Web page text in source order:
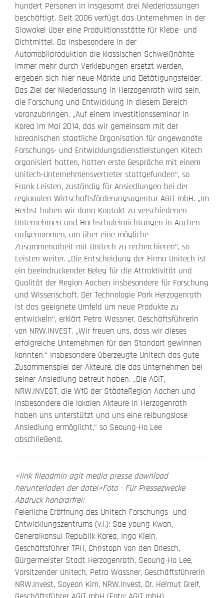
hundert Personen in insgesamt drei Niederlassungen
beschäftigt. Seit 2006 verfügt das Unternehmen in der
Slowakei über eine Produktionsstätte für Klebe- und
Dichtmittel. Da insbesondere in der
Automobilproduktion die klassischen Schweißnähte
immer mehr durch Verklebungen ersetzt werden,
ergeben sich hier neue Märkte und Betätigungsfelder.
Das Ziel der Niederlassung in Herzogenrath wird sein,
die Forschung und Entwicklung in diesem Bereich
voranzubringen. „Auf einem Investitionsseminar in
Korea im Mai 2014, das wir gemeinsam mit der
koreanischen staatliche Organisation für angewandte
Forschungs- und Entwicklungsdienstleistungen Kitech
organisiert hatten, hatten erste Gespräche mit einem
Unitech-Unternehmensvertreter stattgefunden“, so
Frank Leisten, zuständig für Ansiedlungen bei der
regionalen Wirtschaftsförderungsagentur AGIT mbH. „Im
Herbst haben wir dann Kontakt zu verschiedenen
Unternehmen und Hochschuleinrichtungen in Aachen
aufgenommen, um über eine mögliche
Zusammenarbeit mit Unitech zu recherchieren“, so
Leisten weiter. „Die Entscheidung der Firma Unitech ist
ein beeindruckender Beleg für die Attraktivität und
Qualität der Region Aachen insbesondere für Forschung
und Wissenschaft. Der Technologie Park Herzogenrath
ist das geeignete Umfeld um neue Produkte zu
entwickeln“, erklärt Petra Wassner, Geschäftsführerin
von NRW.INVEST. „Wir freuen uns, dass wir dieses
erfolgreiche Unternehmen für den Standort gewinnen
konnten.“ Insbesondere überzeugte Unitech das gute
Zusammenspiel der Akteure, die das Unternehmen bei
seiner Ansiedlung betreut haben. „Die AGIT,
NRW.INVEST, die WfG der StädteRegion Aachen und
insbesondere die lokalen Akteure in Herzogenrath
haben uns unterstützt und uns eine reibungslose
Ansiedlung ermöglicht,“ so Seoung-Ho Lee
abschließend.
<link fileadmin agit media presse download
herunterladen der datei>Foto - Für Pressezwecke
Abdruck honorarfrei:
Feierliche Eröffnung des Unitech-Forschungs- und
Entwicklungszentrums (v.l.): Sae-young Kwon,
Generalkonsul Republik Korea, Ingo Klein,
Geschäftsführer TPH, Christoph von den Driesch,
Bürgermeister Stadt Herzogenrath, Seoung-Ho Lee,
Vorsitzender Unitech, Petra Wassner, Geschäftsführerin
NRW.Invest, Soyeon Kim, NRW.Invest, Dr. Helmut Greif,